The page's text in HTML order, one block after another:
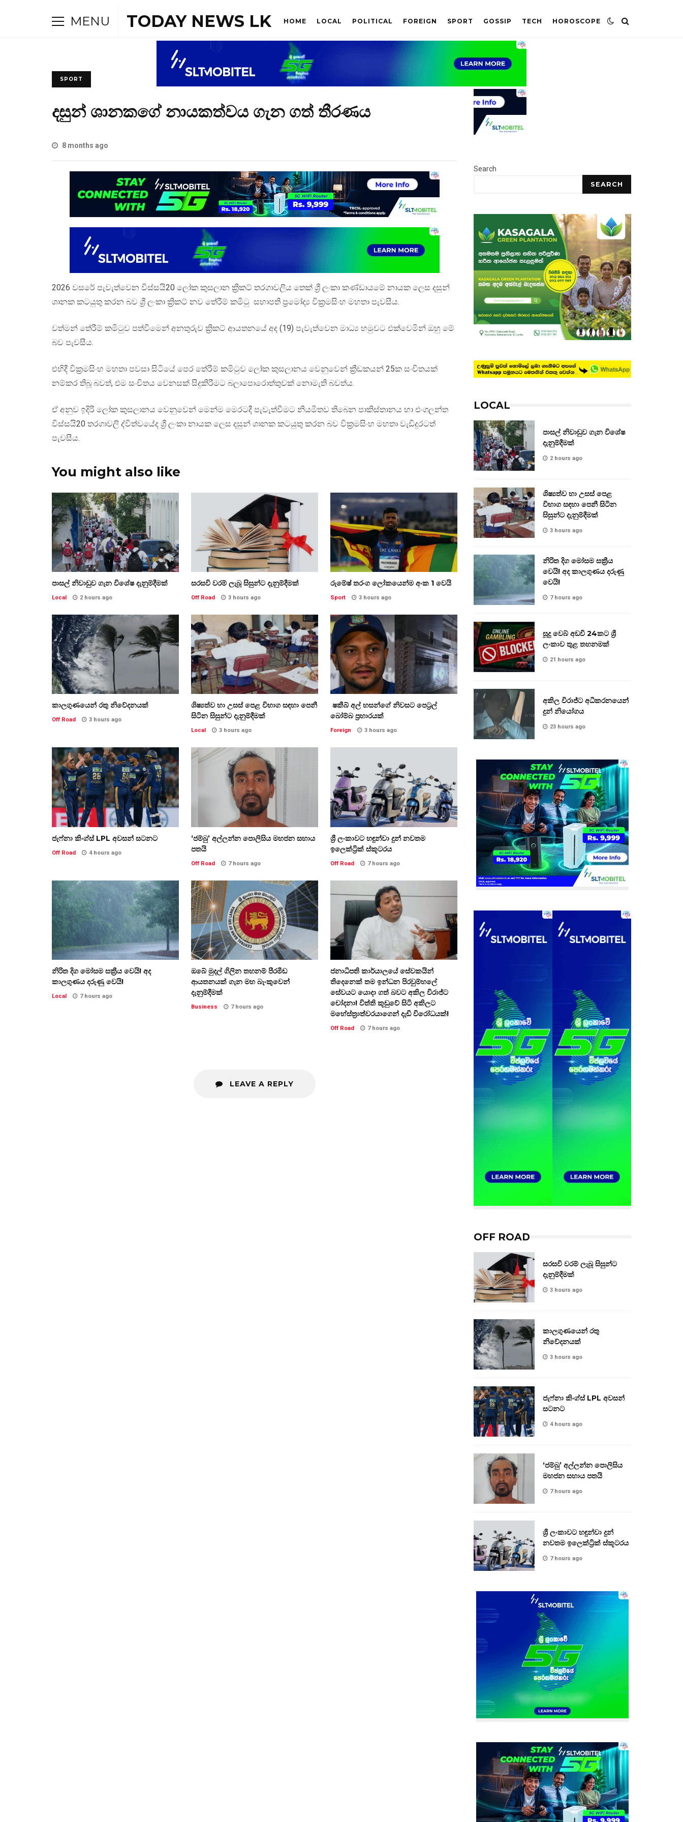
MENU TODAY NEWS LK HOME LOCAL POLITICAL FOREIGN SPORT GOSSIP TECH HOROSCOPE
SPORT
දසුන් ශානකගේ නායකත්වය ගැන ගත් තීරණය
8 months ago
2026 වසරේ පැවැත්වෙන විස්සයි20 ලෝක කුසලාන ක්‍රිකට් තරගාවලිය තෙක් ශ්‍රී ලංකා කණ්ඩායමේ නායක ලෙස දසුන්
ශානක කටයුතු කරන බව ශ්‍රී ලංකා ක්‍රිකට් නව තේරීම් කමිටු සභාපති ප්‍රමෝද්‍ය වික්‍රමසිංහ මහතා පැවසීය.
වත්මන් තේරීම් කමිටුව පත්වීමෙන් අනතුරුව ක්‍රිකට් ආයතනයේ අද (19) පැවැත්වෙන මාධ්‍ය හමුවට එක්වෙමින් ඔහු මේ
බව පැවසීය.
එහිදී වික්‍රමසිංහ මහතා පවසා සිටියේ පෙර තේරීම් කමිටුව ලෝක කුසලානය වෙනුවෙන් ක්‍රීඩකයන් 25ක සංචිතයක්
නම්කර තිබූ බවත්, එම සංචිතය වෙනසක් සිදුකිරීමට බලාපොරොත්තුවක් නොමැති බවත්ය.
ඒ අනුව ඉදිරි ලෝක කුසලානය වෙනුවෙන් මෙන්ම මෙරටදී පැවැත්වීමට නියමිතව තිබෙන පාකිස්තානය හා එංගලන්ත
විස්සයි20 තරගාවලි ද්විත්වයේද ශ්‍රී ලංකා නායක ලෙස දසුන් ශානක කටයුතු කරන බව වික්‍රමසිංහ මහතා වැඩිදුරටත්
පැවසීය.
You might also like
පාසල් නිවාඩුව ගැන විශේෂ දැනුම්දීමක්
Local 2 hours ago
සරසවි වරම් ලැබූ සිසුන්ට දැනුම්දීමක්
Off Road 3 hours ago
රුමේෂ් තරංග ලෝකයෙන්ම අංක 1 වෙයි
Sport 3 hours ago
කාලගුණයෙන් රතු නිවේදනයක්
Off Road 3 hours ago
ශිෂ්‍යත්ව හා උසස් පෙළ විභාග සඳහා පෙනී
සිටින සිසුන්ට දැනුම්දීමක්
Local 3 hours ago
ෂකීබ් අල් හසන්ගේ නිවසට පෙට්‍රල්
බෝම්බ ප්‍රහාරයක්
Foreign 3 hours ago
ජැෆ්නා කිංග්ස් LPL අවසන් සටනට
Off Road 4 hours ago
‘ජම්බු’ අල්ලන්න පොලිසිය මහජන සහාය
පතයි
Off Road 7 hours ago
ශ්‍රී ලංකාවට හඳුන්වා දුන් නවතම
ඉලෙක්ට්‍රික් ස්කූටරය
Off Road 7 hours ago
නිරිත දිග මෝසම සක්‍රීය වෙයි! අද
කාලගුණය දරුණු වෙයි!
Local 7 hours ago
ඔබේ මුදල් ගිලින තහනම් පීරමීඩ
ආයතනයක් ගැන මහ බැංකුවෙන්
දැනුම්දීමක්
Business 7 hours ago
ජනාධිපති කාර්යාලයේ සේවකයින්
තිදෙනෙක් තම ඉන්ධන පිරවුම්හලේ
සේවයට යොදා ගත් බවට අකිල විරාජ්ට
චෝදනා! විත්ති කූඩුවේ සිටි අකිලට
මහේස්ත්‍රාත්වරයාගෙන් දැඩි විරෝධයක්!
Off Road 7 hours ago
LEAVE A REPLY
Search
SEARCH
LOCAL
පාසල් නිවාඩුව ගැන විශේෂ
දැනුම්දීමක්
2 hours ago
ශිෂ්‍යත්ව හා උසස් පෙළ
විභාග සඳහා පෙනී සිටින
සිසුන්ට දැනුම්දීමක්
3 hours ago
නිරිත දිග මෝසම සක්‍රීය
වෙයි! අද කාලගුණය දරුණු
වෙයි!
7 hours ago
සූදු වෙබ් අඩවි 24කට ශ්‍රී
ලංකාව තුළ තහනමක්
21 hours ago
අකිල විරාජ්ට අධිකරනයෙන්
දුන් නියෝගය
23 hours ago
OFF ROAD
සරසවි වරම් ලැබූ සිසුන්ට
දැනුම්දීමක්
3 hours ago
කාලගුණයෙන් රතු
නිවේදනයක්
3 hours ago
ජැෆ්නා කිංග්ස් LPL අවසන්
සටනට
4 hours ago
‘ජම්බු’ අල්ලන්න පොලිසිය
මහජන සහාය පතයි
7 hours ago
ශ්‍රී ලංකාවට හඳුන්වා දුන්
නවතම ඉලෙක්ට්‍රික් ස්කූටරය
7 hours ago